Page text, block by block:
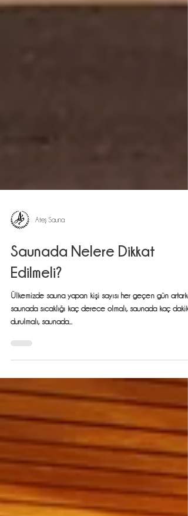
Ateş Sauna
Saunada Nelere Dikkat
Edilmeli?
Ülkemizde sauna yapan kişi sayısı her geçen gün
durulmalı, saunada...